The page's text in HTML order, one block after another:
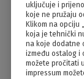
uključuje i
koje ne pružaju
Klikom na opciju
koja je tehnički
na koje dodatne
između ostalog i
možete pročitati
impressum